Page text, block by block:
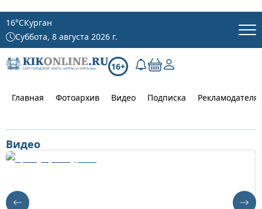
16°CКурган
Суббота, 8 августа 2026 г.
16+
Главная Фотоархив Видео Подписка
Видео